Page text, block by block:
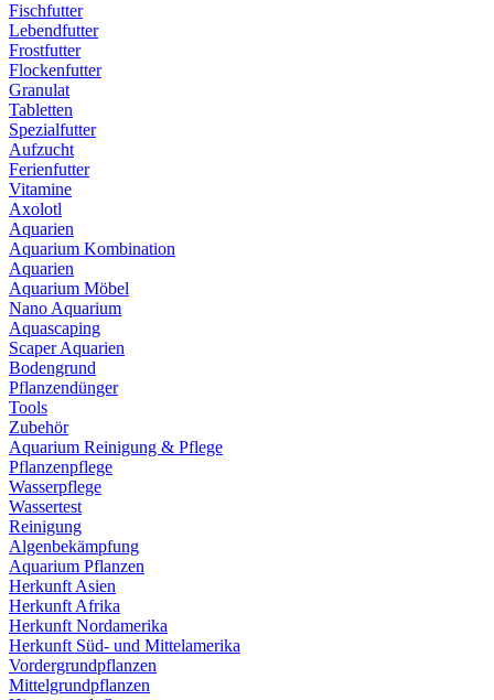
Fischfutter
Lebendfutter
Frostfutter
Flockenfutter
Granulat
Tabletten
Spezialfutter
Aufzucht
Ferienfutter
Vitamine
Axolotl
Aquarien
Aquarium Kombination
Aquarien
Aquarium Möbel
Nano Aquarium
Aquascaping
Scaper Aquarien
Bodengrund
Pflanzendünger
Tools
Zubehör
Aquarium Reinigung & Pflege
Pflanzenpflege
Wasserpflege
Wassertest
Reinigung
Algenbekämpfung
Aquarium Pflanzen
Herkunft Asien
Herkunft Afrika
Herkunft Nordamerika
Herkunft Süd- und Mittelamerika
Vordergrundpflanzen
Mittelgrundpflanzen